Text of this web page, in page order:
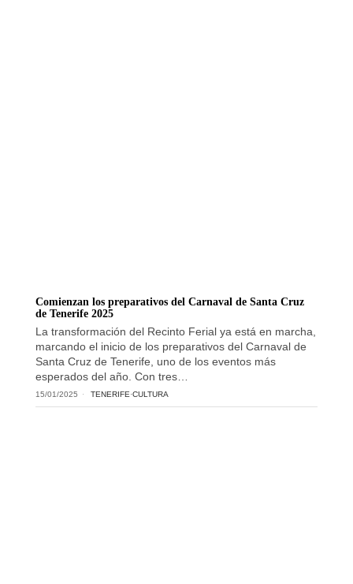
Comienzan los preparativos del Carnaval de Santa Cruz
de Tenerife 2025
La transformación del Recinto Ferial ya está en marcha,
marcando el inicio de los preparativos del Carnaval de
Santa Cruz de Tenerife, uno de los eventos más
esperados del año. Con tres…
15/01/2025 TENERIFE·CULTURA